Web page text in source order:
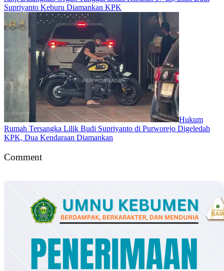
Supriyanto Keburu Diamankan KPK
Hukum
Rumah Tersangka Lilik Budi Supriyanto di Purworejo Digeledah
KPK, Dua Kendaraan Diamankan
Comment